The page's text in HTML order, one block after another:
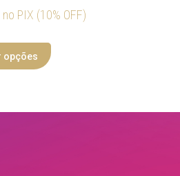
no PIX (10% OFF)
opções